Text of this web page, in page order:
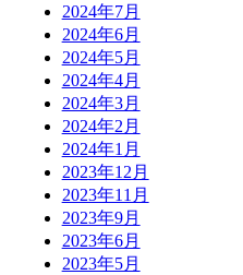
2024年7月
2024年6月
2024年5月
2024年4月
2024年3月
2024年2月
2024年1月
2023年12月
2023年11月
2023年9月
2023年6月
2023年5月